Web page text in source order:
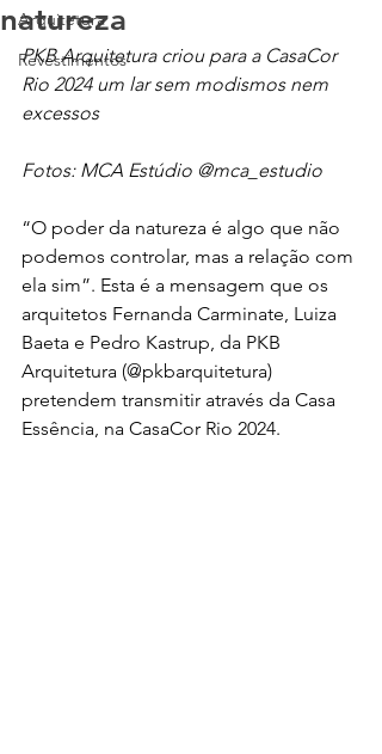
Arquitetura
Revestimentos
natureza
PKB Arquitetura criou para a CasaCor
Rio 2024 um lar sem modismos nem
excessos
Fotos: MCA Estúdio @mca_estudio
“O poder da natureza é algo que não
podemos controlar, mas a relação com
ela sim”. Esta é a mensagem que os
arquitetos Fernanda Carminate, Luiza
Baeta e Pedro Kastrup, da PKB
Arquitetura (@pkbarquitetura)
pretendem transmitir através da Casa
Essência, na CasaCor Rio 2024.